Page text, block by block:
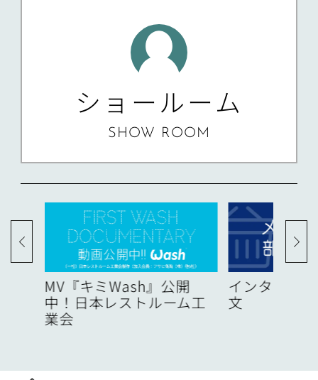
ショールーム
SHOW ROOM
MV『キミWash』公開
中！日本レストルーム工
業会
インターネ
文